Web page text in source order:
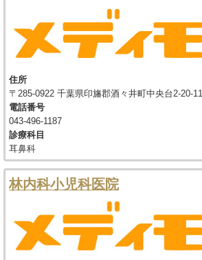
住所
〒285-0922 千葉県印旛郡酒々井町中央台2-20-11
電話番号
043-496-1187
診療科目
耳鼻科
林内科小児科医院